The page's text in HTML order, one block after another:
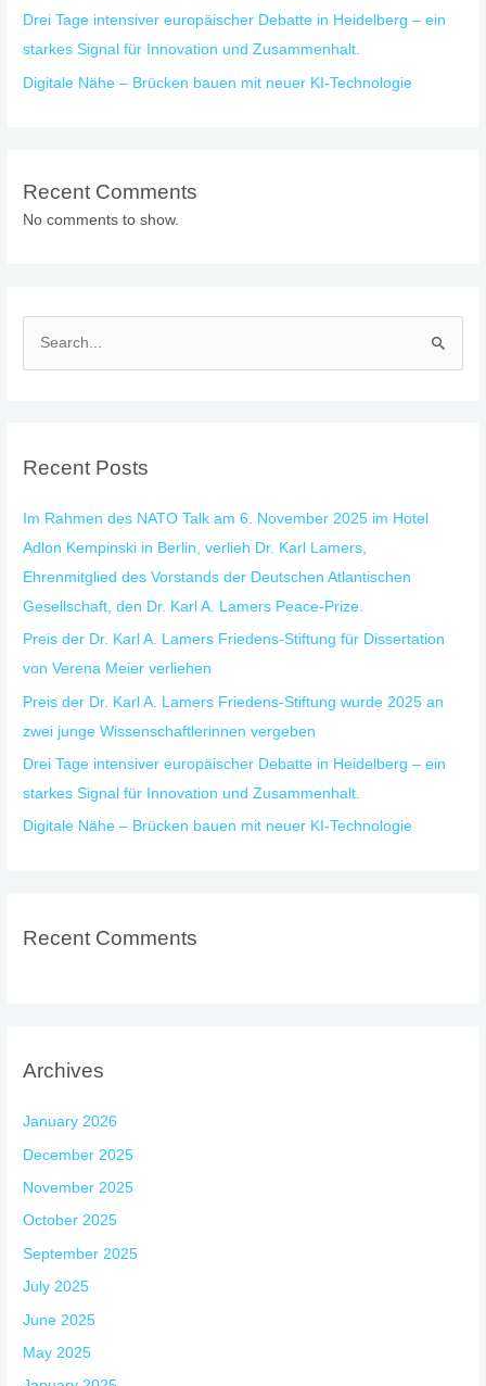
Drei Tage intensiver europäischer Debatte in Heidelberg – ein
starkes Signal für Innovation und Zusammenhalt.
Digitale Nähe – Brücken bauen mit neuer KI-Technologie
Recent Comments
No comments to show.
c
f
o
r
:
Recent Posts
Im Rahmen des NATO Talk am 6. November 2025 im Hotel
Adlon Kempinski in Berlin, verlieh Dr. Karl Lamers,
Ehrenmitglied des Vorstands der Deutschen Atlantischen
Gesellschaft, den Dr. Karl A. Lamers Peace-Prize.
Preis der Dr. Karl A. Lamers Friedens-Stiftung für Dissertation
von Verena Meier verliehen
Preis der Dr. Karl A. Lamers Friedens-Stiftung wurde 2025 an
zwei junge Wissenschaftlerinnen vergeben
Drei Tage intensiver europäischer Debatte in Heidelberg – ein
starkes Signal für Innovation und Zusammenhalt.
Digitale Nähe – Brücken bauen mit neuer KI-Technologie
Recent Comments
Archives
January 2026
December 2025
November 2025
October 2025
September 2025
July 2025
June 2025
May 2025